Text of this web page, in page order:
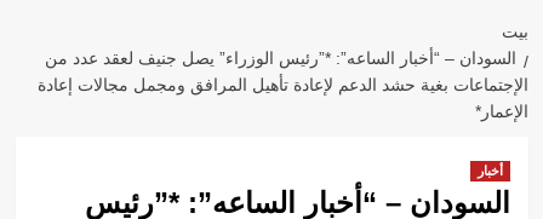
بيت
السودان – “أخبار الساعه”: *”رئيس الوزراء” يصل جنيف لعقد عدد من
الإجتماعات بغية حشد الدعم لإعادة تأهيل المرافق ومجمل مجالات إعادة
الإعمار*
أخبار
السودان – “أخبار الساعه”: *”رئيس